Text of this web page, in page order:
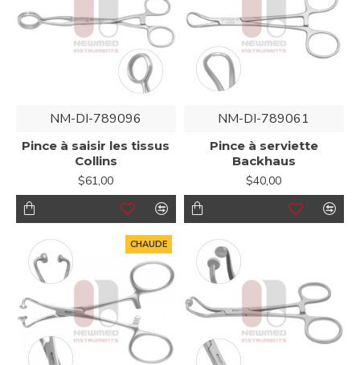
NM-DI-789096
Pince à saisir les tissus
Collins
$61,00
NM-DI-789061
Pince à serviette
Backhaus
$40,00
CHAUDE